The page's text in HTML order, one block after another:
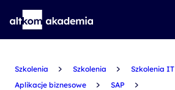
Szkolenia Szkolenia
Szkolenia IT
Aplikacje biznesowe
SAP